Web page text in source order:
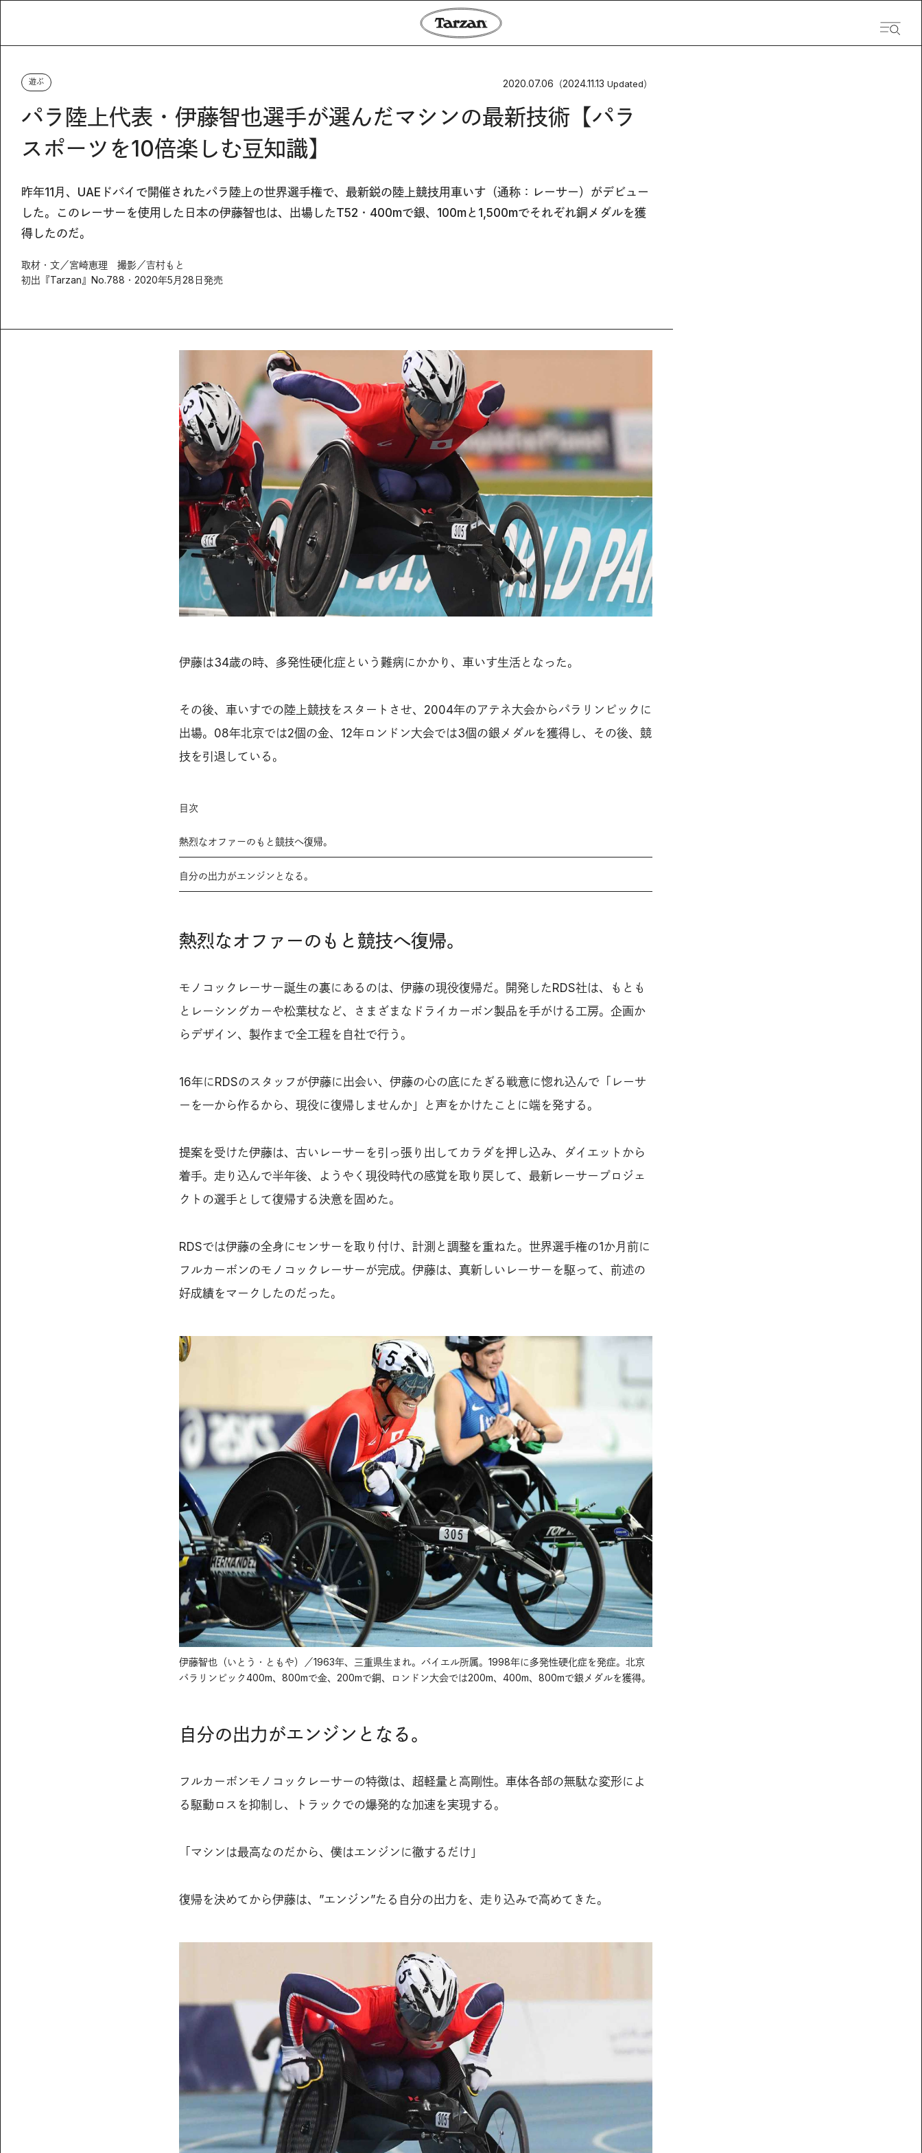
遊ぶ 2020.07.06 （2024.11.13 Updated）
パラ陸上代表・伊藤智也選手が選んだマシンの最新技術【パラ
スポーツを10倍楽しむ豆知識】
昨年11月、UAEドバイで開催されたパラ陸上の世界選手権で、最新鋭の陸上競技用車いす（通称：レーサー）がデビュー
した。このレーサーを使用した日本の伊藤智也は、出場したT52・400mで銀、100mと1,500mでそれぞれ銅メダルを獲
得したのだ。
取材・文／宮崎恵理 撮影／吉村もと
初出『Tarzan』No.788・2020年5月28日発売
伊藤は34歳の時、多発性硬化症という難病にかかり、車いす生活となった。
その後、車いすでの陸上競技をスタートさせ、2004年のアテネ大会からパラリンピックに
出場。08年北京では2個の金、12年ロンドン大会では3個の銀メダルを獲得し、その後、競
技を引退している。
目次
熱烈なオファーのもと競技へ復帰。
自分の出力がエンジンとなる。
熱烈なオファーのもと競技へ復帰。
モノコックレーサー誕生の裏にあるのは、伊藤の現役復帰だ。開発したRDS社は、もとも
とレーシングカーや松葉杖など、さまざまなドライカーボン製品を手がける工房。企画か
らデザイン、製作まで全工程を自社で行う。
16年にRDSのスタッフが伊藤に出会い、伊藤の心の底にたぎる戦意に惚れ込んで「レーサ
ーを一から作るから、現役に復帰しませんか」と声をかけたことに端を発する。
提案を受けた伊藤は、古いレーサーを引っ張り出してカラダを押し込み、ダイエットから
着手。走り込んで半年後、ようやく現役時代の感覚を取り戻して、最新レーサープロジェ
クトの選手として復帰する決意を固めた。
RDSでは伊藤の全身にセンサーを取り付け、計測と調整を重ねた。世界選手権の1か月前に
フルカーボンのモノコックレーサーが完成。伊藤は、真新しいレーサーを駆って、前述の
好成績をマークしたのだった。
伊藤智也（いとう・ともや）／1963年、三重県生まれ。バイエル所属。1998年に多発性硬化症を発症。北京
パラリンピック400m、800mで金、200mで銅、ロンドン大会では200m、400m、800mで銀メダルを獲得。
自分の出力がエンジンとなる。
フルカーボンモノコックレーサーの特徴は、超軽量と高剛性。車体各部の無駄な変形によ
る駆動ロスを抑制し、トラックでの爆発的な加速を実現する。
「マシンは最高なのだから、僕はエンジンに徹するだけ」
復帰を決めてから伊藤は、”エンジン”たる自分の出力を、走り込みで高めてきた。